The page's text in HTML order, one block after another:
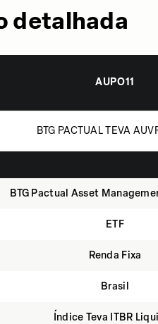
detalhada
AUPO11
BTG PACTUAL TEVA
BTG Pactual Asset
ETF
Renda Fixa
Brasil
Índice Teva ITBR